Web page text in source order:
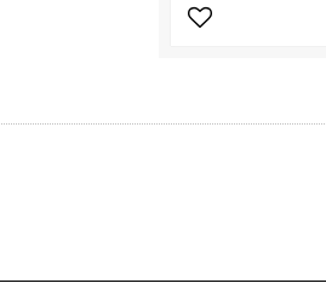
Lägg till i